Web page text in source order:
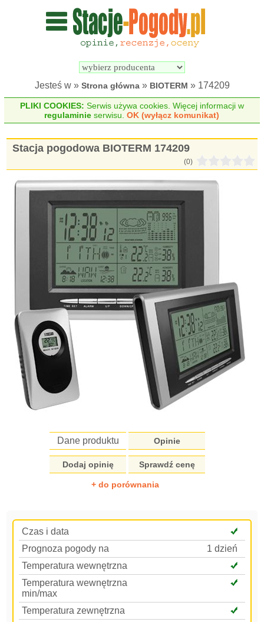
Wyszukiwarka
pogodowych
Jesteś w » Strona główna» BIOTERM » 174209
PLIKI COOKIES: Serwis używa cookies. Więcej informacji w
regulaminie serwisu.OK (wyłącz komunikat)
Stacja pogodowa BIOTERM 174209
(0)
Dane produktu Opinie
Dodaj opinię Sprawdź cenę
+ do porównania
Czas i data
Prognoza pogody na
1 dzień
Temperatura wewnętrzna
Temperatura wewnętrzna
min/max
Temperatura zewnętrzna